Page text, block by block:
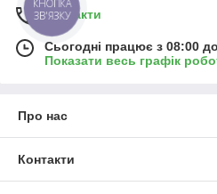
Контакти
Сьогодні працює з 08:00
Показати весь графік
Про нас
Контакти
КНОПКА
ЗВ'ЯЗКУ